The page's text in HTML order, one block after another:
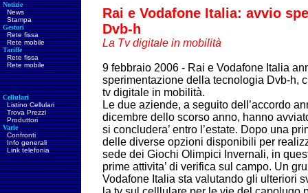
Notizie
News
Stampa
Gestori
Rete fissa
Rete mobile
Tariffe
Rete fissa
Rete mobile
Cellulari
Listino Cellulari
Trova Prezzi
Produttori
Varie
Confronti
Info generali
Link telefonia
Rai e Vodafone Italia: avvio
Dvb-h
La Tv digitale in mobilità
9 febbraio 2006 - Rai e Vodafone Italia
sperimentazione della tecnologia Dvb-h,
tv digitale in mobilità.
Le due aziende, a seguito dell’accordo
dicembre dello scorso anno, hanno
si concludera’ entro l’estate. Dopo una
delle diverse opzioni disponibili per
sede dei Giochi Olimpici Invernali, in
prime attivita’ di verifica sul campo. Un
Vodafone Italia sta valutando gli ulteriori